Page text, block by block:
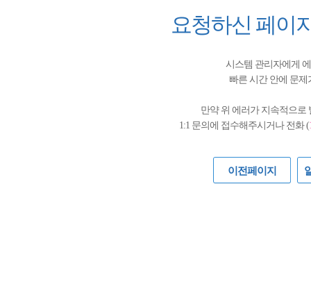
요청하신 페이
시스템 관리자에게
빠른 시간 안에 문
만약 위 에러가 지속적으로
1:1 문의에 접수해주시거나 전화 (
이전페이지